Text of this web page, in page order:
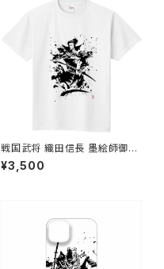
戦国武将 織田信長 墨絵師御歌
頭 デザイン Ｔシャツ 当店オリジ
ナル
¥3,500